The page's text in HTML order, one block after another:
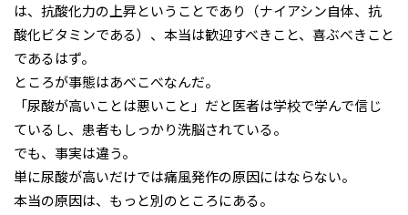
は、抗酸化力の上昇ということであり（ナイアシン自体、抗
酸化ビタミンである）、本当は歓迎すべきこと、喜ぶべきこと
であるはず。
ところが事態はあべこべなんだ。
「尿酸が高いことは悪いこと」だと医者は学校で学んで信じ
ているし、患者もしっかり洗脳されている。
でも、事実は違う。
単に尿酸が高いだけでは痛風発作の原因にはならない。
本当の原因は、もっと別のところにある。